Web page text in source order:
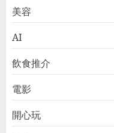
美容
AI
飲食推介
電影
開心玩